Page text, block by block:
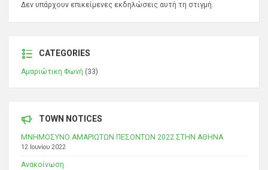
Δεν υπάρχουν επικείμενες εκδηλώσεις αυτή τη στιγμή.
CATEGORIES
Αμαριώτικη Φωνή (33)
TOWN NOTICES
ΜΝΗΜΟΣΥΝΟ ΑΜΑΡΙΩΤΩΝ ΠΕΣΟΝΤΩΝ 2022 ΣΤΗΝ ΑΘΗΝΑ
12 Ιουνίου 2022
Ανακοίνωση